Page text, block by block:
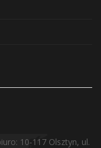
10-117 Olsztyn, ul.